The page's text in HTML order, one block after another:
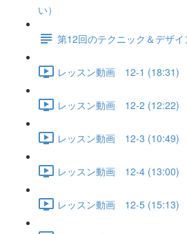
い）
第12回のテクニック＆デザ
レッスン動画 12-1 (18:31)
レッスン動画 12-2 (12:22)
レッスン動画 12-3 (10:49)
レッスン動画 12-4 (13:00)
レッスン動画 12-5 (15:13)